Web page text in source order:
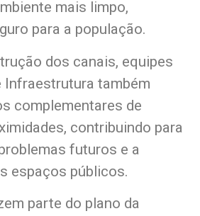
mais limpo,
para a população.
dos canais, equipes
Infraestrutura também
complementares de
contribuindo para
futuros e a
espaços públicos.
parte do plano da